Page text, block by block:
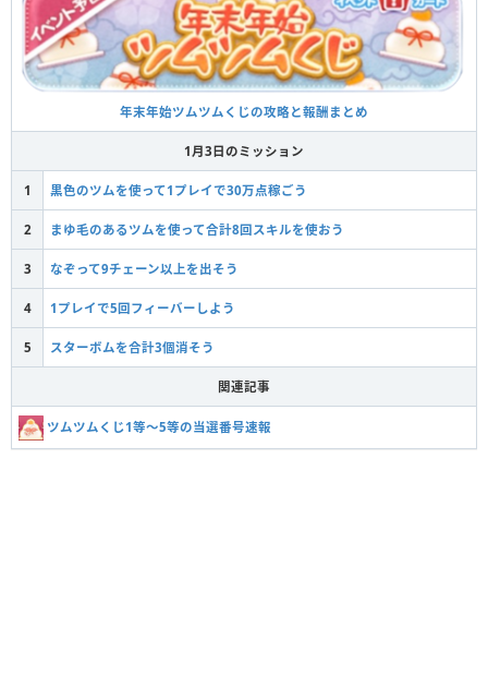
年末年始ツムツムくじの攻略と報酬まとめ
1月3日のミッション
1 黒色のツムを使って1プレイで30万点稼ごう
2 まゆ毛のあるツムを使って合計8回スキルを使おう
3 なぞって9チェーン以上を出そう
4 1プレイで5回フィーバーしよう
5 スターボムを合計3個消そう
関連記事
ツムツムくじ1等〜5等の当選番号速報